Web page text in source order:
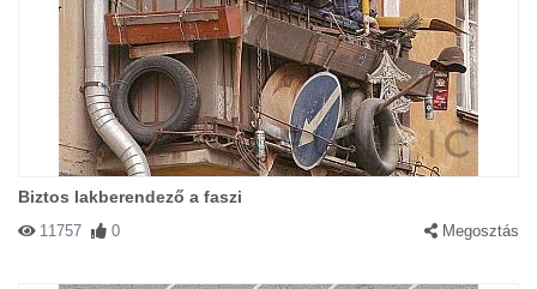
Biztos lakberendező a faszi
11757 0 Megosztás